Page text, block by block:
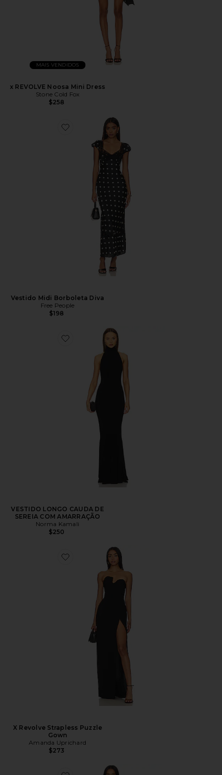
MAIS VENDIDOS
x REVOLVE Noosa Mini Dress
Stone Cold Fox
$258
Vestido Midi Borboleta Diva
Free People
$198
VESTIDO LONGO CAUDA DE
SEREIA COM AMARRAÇÃO
Norma Kamali
$250
X Revolve Strapless Puzzle
Gown
Amanda Uprichard
$273